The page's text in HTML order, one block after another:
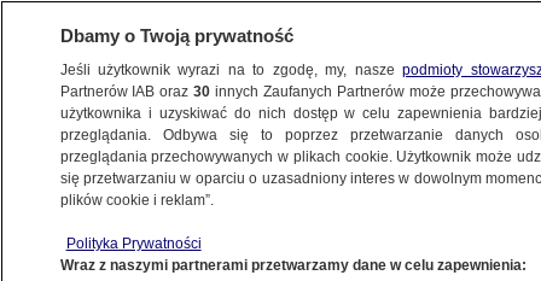
ŚWIAT
zabrały głos
Dbamy o Twoją prywatność
Jeśli użytkownik wyrazi na to zgodę, my, naszepodmioty
Partnerów IAB oraz30 innych Zaufanych Partnerów może
użytkownika i uzyskiwać do nich dostęp w celu zapewnienia
przeglądania. Odbywa się to poprzez przetwarzanie danych
przeglądania przechowywanych w plikach cookie. Użytkownik może
się przetwarzaniu w oparciu o uzasadniony interes w dowolnym
plików cookie i reklam”.
Polityka Prywatności
Wraz z naszymi partnerami przetwarzamy dane w celu zapewnienia: